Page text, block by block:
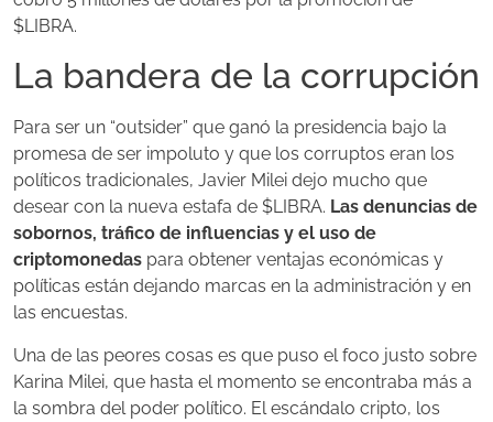
$LIBRA.
La bandera de la corrupción
Para ser un “outsider” que ganó la presidencia bajo la
promesa de ser impoluto y que los corruptos eran los
políticos tradicionales, Javier Milei dejo mucho que
desear con la nueva estafa de $LIBRA. Las denuncias de
sobornos, tráfico de influencias y el uso de
criptomonedas para obtener ventajas económicas y
políticas están dejando marcas en la administración y en
las encuestas.
Una de las peores cosas es que puso el foco justo sobre
Karina Milei, que hasta el momento se encontraba más a
la sombra del poder político. El escándalo cripto, los